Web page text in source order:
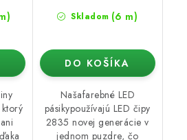
Skladom (6 m)
DO KOŠÍKA
Našafarebné LED
pásikypoužívajú LED čipy
2835 novej generácie v
jednom puzdre, čo